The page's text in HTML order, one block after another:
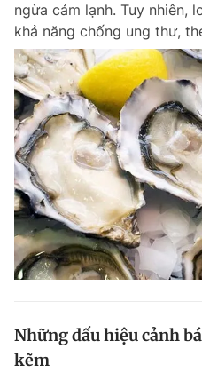
ngừa cảm lạnh. Tuy nhiên,
khả năng chống ung thư,
Những dấu hiệu cảnh
kẽm